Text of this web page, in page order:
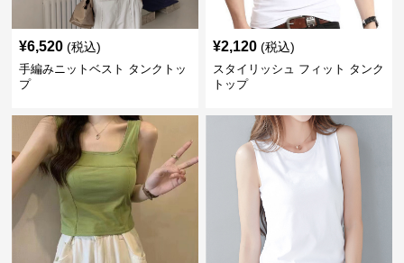
¥6,520 (税込)
手編みニットベスト タンクトッ
プ
¥2,120 (税込)
スタイリッシュ フィット タンク
トップ